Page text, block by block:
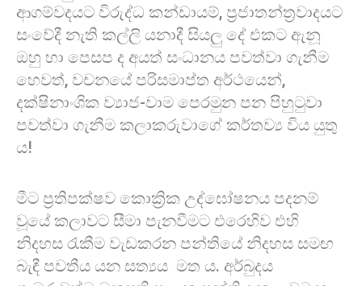
ආගම්වදයට විරුද්ධ කන්ඩායම්, ප්‍රජාතන්ත්‍රවාදයට
සංවේදී නැති කල්ලි යනාදී සියලු දේ එකට ඇනූ
ඔහු හා පෙසප ද අයත් සංධානය පවත්වා ගැනීම
හෙවත්, වචනයේ පරිසමාප්ත අර්ථයෙන්,
දක්ෂිනාංශික ව්‍යාජ-වාම පෙරමුන පන පිහුටුවා
පවත්වා ගැනීම කලාකරුවාගේ කර්තව්‍ය විය යුතු
ය!
මීට ප්‍රතිපක්ෂව කොක්‍රික උද්ඝෝෂනය පදනම්
වූයේ කලාවට සීමා පැනවීමට එරෙහිව එහි
නිදහස රැකීම වැඩකරන පන්තියේ නිදහස සමඟ
බැඳී පවතීය යන සත්‍යය මත ය. අර්බුදය